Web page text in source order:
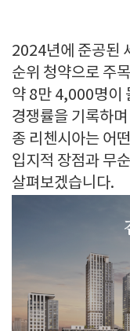
2024년에 준공된
순위 청약으로 주
약 8만 4,000명이
경쟁률을 기록하
종 리첸시아는 어
입지적 장점과 무
살펴보겠습니다.